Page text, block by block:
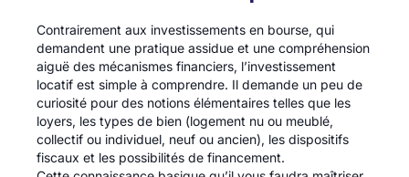
Contrairement aux investissements en bourse, qui
demandent une pratique assidue et une compréhension
aiguë des mécanismes financiers, l’investissement
locatif est simple à comprendre. Il demande un peu de
curiosité pour des notions élémentaires telles que les
loyers, les types de bien (logement nu ou meublé,
collectif ou individuel, neuf ou ancien), les dispositifs
fiscaux et les possibilités de financement.